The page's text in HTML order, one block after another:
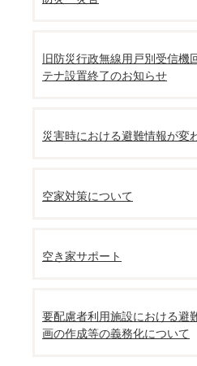
旧防災行政無線用戸別受信機
テナ設置終了のお知らせ
災害時における避難情報が変
空家対策について
空き家サポート
要配慮者利用施設における避
画の作成等の義務化について